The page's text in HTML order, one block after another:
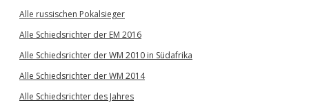
Alle russischen Pokalsieger
Alle Schiedsrichter der EM 2016
Alle Schiedsrichter der WM 2010 in Südafrika
Alle Schiedsrichter der WM 2014
Alle Schiedsrichter des Jahres